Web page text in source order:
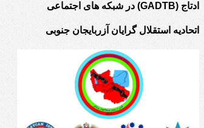
ادتاج (GADTB) در شبکه های اجتماعی
اتحادیه استقلال گرایان آزربایجان جنوبی